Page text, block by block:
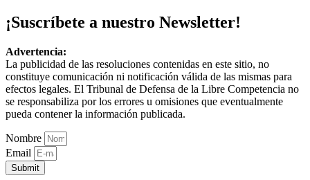
¡Suscríbete a nuestro Newsletter!
Advertencia:
La publicidad de las resoluciones contenidas en este sitio, no
constituye comunicación ni notificación válida de las mismas para
efectos legales. El Tribunal de Defensa de la Libre Competencia no
se responsabiliza por los errores u omisiones que eventualmente
pueda contener la información publicada.
Nombre
Email
Submit